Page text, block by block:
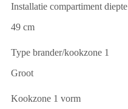
Installatie compartiment diepte
49 cm
Type brander/kookzone 1
Groot
Kookzone 1 vorm